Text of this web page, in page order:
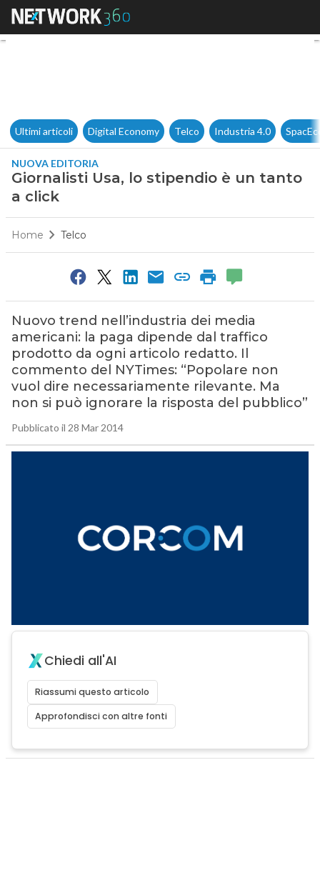
Giornalisti Usa, lo stipendio
Ultimi articoli Digital Economy Telco Industria 4.0
NUOVA EDITORIA
Giornalisti Usa, lo stipendio è un tanto
a click
Home Telco
Nuovo trend nell’industria dei media
americani: la paga dipende dal traffico
prodotto da ogni articolo redatto. Il
commento del NYTimes: “Popolare non
vuol dire necessariamente rilevante. Ma
non si può ignorare la risposta del pubblico”
Pubblicato il 28 Mar 2014
Chiedi all'AI
Riassumi questo articolo
Approfondisci con altre fonti